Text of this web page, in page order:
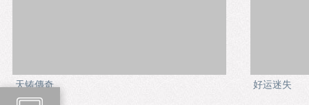
天铸傳奇 好运迷失